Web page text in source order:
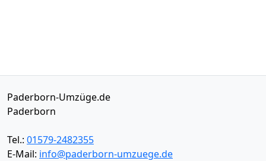
Paderborn-Umzüge.de
Paderborn
Tel.: 01579-2482355
E-Mail: info@paderborn-umzuege.de